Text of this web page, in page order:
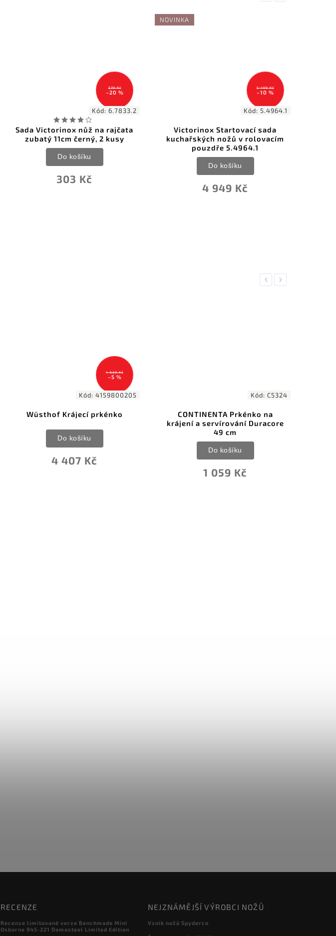
379 Kč
–20 %
Kód: 6.7833.2
Sada Victorinox nůž na rajčata
zubatý 11cm černý, 2 kusy
303 Kč
Do košíku
NOVINKA
5 499 Kč
–10 %
Kód: 5.4964.1
Victorinox Startovací sada
kuchařských nožů v rolovacím
pouzdře 5.4964.1
4 949 Kč
Do košíku
Previous
4 639 Kč
–5 %
Kód: 4159800205
Wüsthof Krájecí prkénko
4 407 Kč
Do košíku
Kód: C5324
CONTINENTA Prkénko na
krájení a servírování Duracore
49 cm
1 059 Kč
Do košíku
Next
RECENZE
Recenze limitované verze Benchmade Mini
Osborne 945-221 Damasteel Limited Edition
NEJZNÁMĚJŠÍ VÝROBCI NOŽŮ
Vznik nožů Spyderco